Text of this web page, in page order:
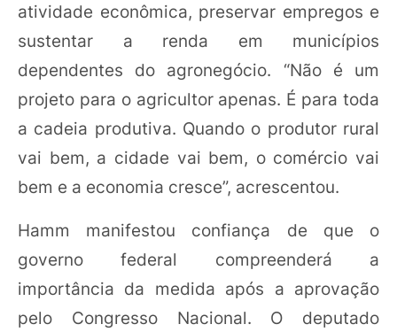
atividade econômica, preservar empregos e
sustentar a renda em municípios
dependentes do agronegócio. “Não é um
projeto para o agricultor apenas. É para toda
a cadeia produtiva. Quando o produtor rural
vai bem, a cidade vai bem, o comércio vai
bem e a economia cresce”, acrescentou.
Hamm manifestou confiança de que o
governo federal compreenderá a
importância da medida após a aprovação
pelo Congresso Nacional. O deputado